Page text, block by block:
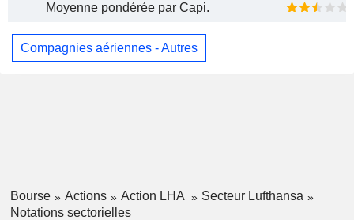
Moyenne pondérée par Capi.
Compagnies aériennes - Autres
Bourse Actions Action LHA
Secteur Lufthansa
Notations sectorielles